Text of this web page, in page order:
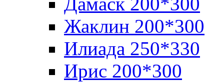
Жаклин 200*300
Илиада 250*330
Ирис 200*300